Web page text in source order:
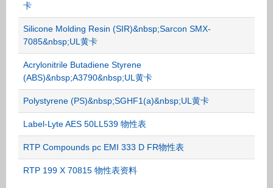
卡
Silicone Molding Resin (SIR)&nbsp;Sarcon SMX-
7085&nbsp;UL黄卡
Acrylonitrile Butadiene Styrene
(ABS)&nbsp;A3790&nbsp;UL黄卡
Polystyrene (PS)&nbsp;SGHF1(a)&nbsp;UL黄卡
Label-Lyte AES 50LL539 物性表
RTP Compounds pc EMI 333 D FR物性表
RTP 199 X 70815 物性表资料